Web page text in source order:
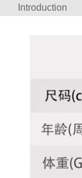
Introduction